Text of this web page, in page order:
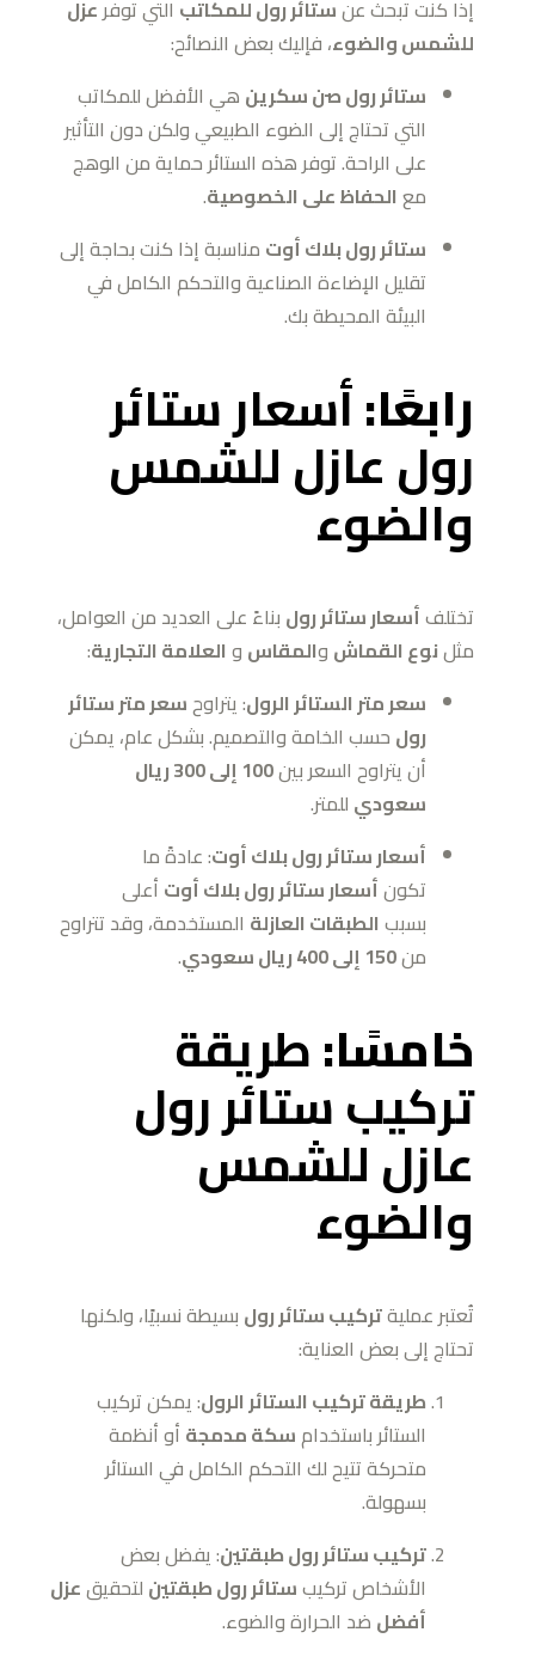
إذا كنت تبحث عنستائر رول للمكاتب التي توفر عزل
للشمس والضوء، فإليك بعض النصائح:
ستائر رول صن سكرين هي الأفضل للمكاتب
التي تحتاج إلى الضوء الطبيعي ولكن دون التأثير
على الراحة. توفر هذه الستائر حماية من الوهج
مع الحفاظ على الخصوصية.
ستائر رول بلاك أوت مناسبة إذا كنت بحاجة إلى
تقليل الإضاءة الصناعية والتحكم الكامل في
البيئة المحيطة بك.
رابعًا:أسعار ستائر
رول عازل للشمس
والضوء
تختلفأسعار ستائر رول بناءً على العديد من العوامل،
مثلنوع القماش والمقاس و العلامة التجارية:
سعر متر الستائر الرول: يتراوحسعر متر ستائر
رول حسب الخامة والتصميم. بشكل عام، يمكن
أن يتراوح السعر بين
100 إلى 300 ريال
سعودي للمتر.
أسعار ستائر رول بلاك أوت: عادةً ما
تكونأسعار ستائر رول بلاك أوت أعلى
بسبب الطبقات العازلة المستخدمة، وقد تتراوح
من150 إلى 400 ريال سعودي .
خامسًا:طريقة
تركيب ستائر رول
عازل للشمس
والضوء
تُعتبر عمليةتركيب ستائر رول بسيطة نسبيًا، ولكنها
تحتاج إلى بعض العناية:
طريقة تركيب الستائر الرول: يمكن تركيب
الستائر باستخدامسكة مدمجة أو أنظمة
متحركة تتيح لك التحكم الكامل في الستائر
بسهولة.
تركيب ستائر رول طبقتين: يفضل بعض
الأشخاص تركيبستائر رول طبقتين لتحقيقعزل
أفضل ضد الحرارة والضوء.